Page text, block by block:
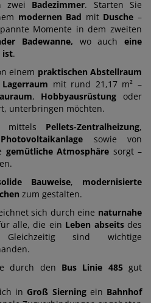
Badezimmer. Starten Sie
modernen Bad mit Dusche –
Momente in dem zweiten
Badewanne, wo aucheine
ist.
einem praktischen Abstellraum
Lagerraum mit rund 21,17 m² –
, Hobbyausrüstung oder
unterbringen möchten.
mittels Pellets-Zentralheizung,
Photovoltaikanlage sowie von
gemütliche Atmosphäre sorgt –
Bauweise, modernisierte
zum gestalten.
sich durch eine naturnahe
alle, die ein Leben abseitsdes
sind wichtige
durch den Bus Linie 485gut
in Groß Sierningein Bahnhof